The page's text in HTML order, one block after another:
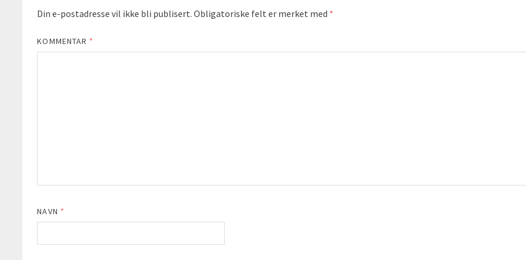
Din e-postadresse vil ikke bli publisert. Obligatoriske felt er merket med *
KOMMENTAR *
NAVN *